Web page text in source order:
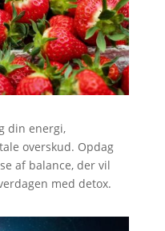
din energi,
overskud. Opdag
af balance, der vil
med detox.